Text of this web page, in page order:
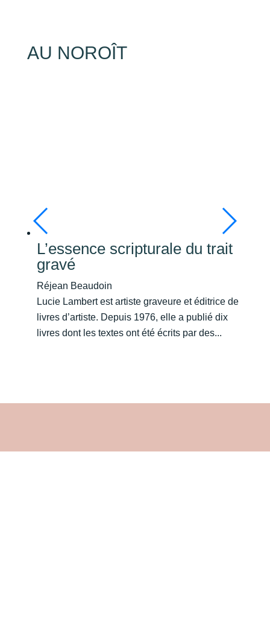
AU NOROÎT
L’essence scripturale du trait
gravé
Réjean Beaudoin
Lucie Lambert est artiste graveure et éditrice de
livres d’artiste. Depuis 1976, elle a publié dix
livres dont les textes ont été écrits par des...